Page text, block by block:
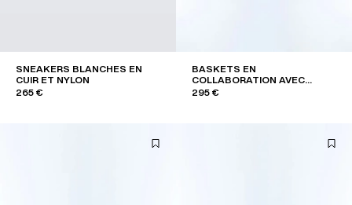
SNEAKERS BLANCHES EN
CUIR ET NYLON
265 €
BASKETS EN
COLLABORATION AVEC
MEPHISTO
295 €